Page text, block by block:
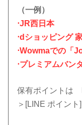
（一例）
⋅JR西日本
⋅dショッピング
⋅Wowmaでの「
⋅プレミアムバン
保有ポイントは
＞[LINE ポイント